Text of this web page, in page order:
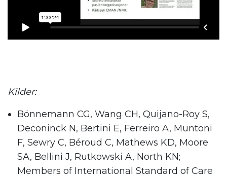
Kilder:
Bönnemann CG, Wang CH, Quijano-Roy S,
Deconinck N, Bertini E, Ferreiro A, Muntoni
F, Sewry C, Béroud C, Mathews KD, Moore
SA, Bellini J, Rutkowski A, North KN;
Members of International Standard of Care